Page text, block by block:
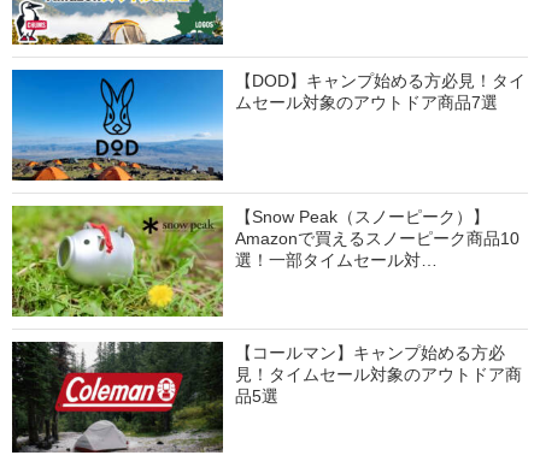
【DOD】キャンプ始める方必見！タイ
ムセール対象のアウトドア商品7選
【Snow Peak（スノーピーク）】
Amazonで買えるスノーピーク商品10
選！一部タイムセール対…
【コールマン】キャンプ始める方必
見！タイムセール対象のアウトドア商
品5選